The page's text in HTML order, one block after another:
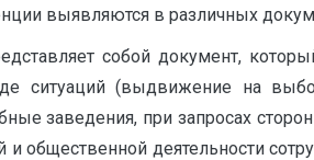
выявляются в различных
собой документ,
ситуаций (выдвижение на
заведения, при запросах
общественной деятельности